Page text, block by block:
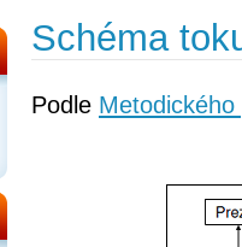
Schéma
Podle